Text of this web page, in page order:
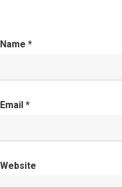
Name *
Email *
Website